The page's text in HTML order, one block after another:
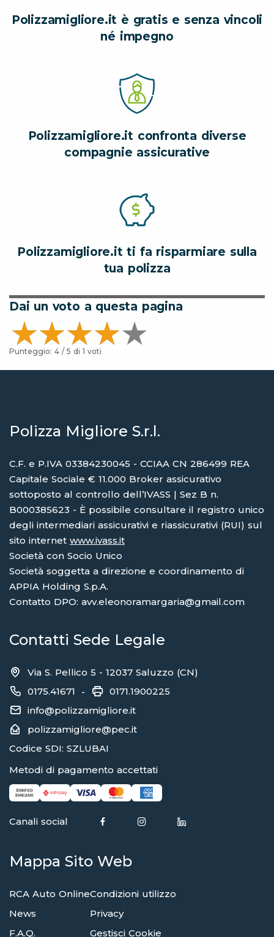
Polizzamigliore.it è gratis e senza vincoli
né impegno
Polizzamigliore.it confronta diverse
compagnie assicurative
Polizzamigliore.it ti fa risparmiare sulla
tua polizza
Dai un voto a questa pagina
Punteggio: 4 / 5 di 1 voti
Polizza Migliore S.r.l.
C.F. e P.IVA 03384230045 - CCIAA CN 286499 REA
Capitale Sociale € 11.000 Broker assicurativo
sottoposto al controllo dell’IVASS | Sez B n.
B000385623 - È possibile consultare il registro unico
degli intermediari assicurativi e riassicurativi (RUI) sul
sito internet www.ivass.it
Società con Socio Unico
Società soggetta a direzione e coordinamento di
APPIA Holding S.p.A.
Contatto DPO: avv.eleonoramargaria@gmail.com
Contatti Sede Legale
Via S. Pellico 5 - 12037 Saluzzo (CN)
0175.41671 -
0171.1900225
info@polizzamigliore.it
polizzamigliore@pec.it
Codice SDI: SZLUBAI
Metodi di pagamento accettati
Canali social
Mappa Sito Web
RCA Auto Online
News
F.A.Q.
Condizioni utilizzo
Privacy
Gestisci Cookie